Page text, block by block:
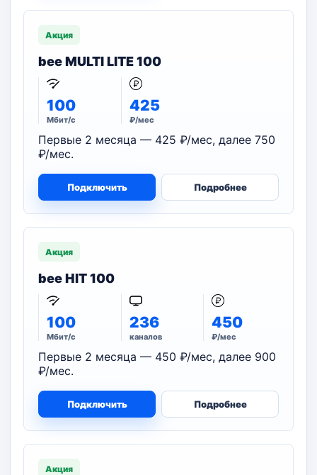
Акция
bee MULTI LITE 100
100
Мбит/с
425
₽/мес
Первые 2 месяца — 425 ₽/мес, далее 750
₽/мес.
Подключить Подробнее
Акция
bee HIT 100
100
Мбит/с
236
каналов
450
₽/мес
Первые 2 месяца — 450 ₽/мес, далее 900
₽/мес.
Подключить Подробнее
Акция